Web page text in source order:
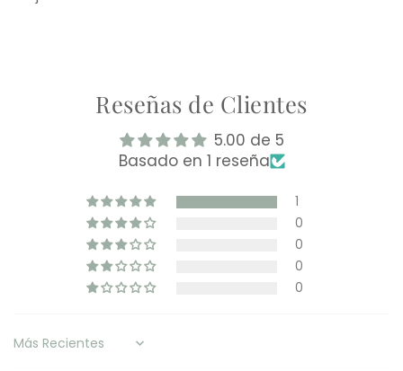
Reseñas de Clientes
5.00 de 5
Basado en 1 reseña
1
0
0
0
0
Sort by